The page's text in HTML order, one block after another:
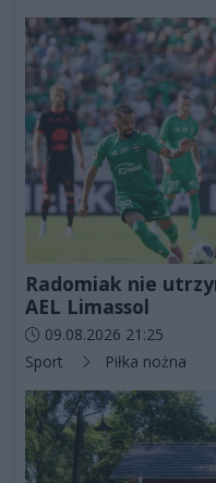
Radomiak nie
AEL Limassol
Data dodania artykułu:
09.08.2026 21:25
Kategorie artykułu:
Sport Piłka nożna